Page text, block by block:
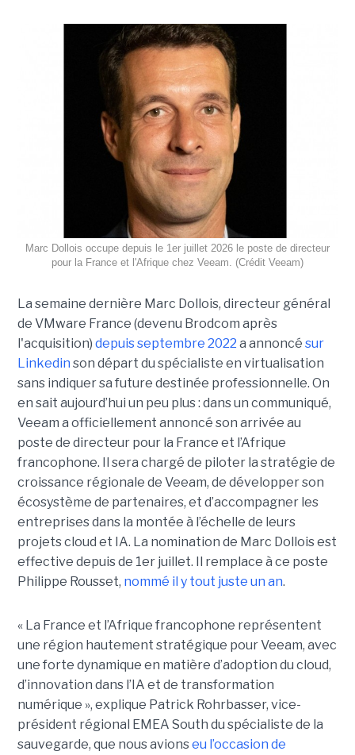
Marc Dollois occupe depuis le 1er juillet 2026 le poste de directeur
pour la France et l'Afrique chez Veeam. (Crédit Veeam)
La semaine dernière Marc Dollois, directeur général
de VMware France (devenu Brodcom après
l'acquisition) depuis septembre 2022 a annoncé sur
Linkedin son départ du spécialiste en virtualisation
sans indiquer sa future destinée professionnelle. On
en sait aujourd’hui un peu plus : dans un communiqué,
Veeam a officiellement annoncé son arrivée au
poste de directeur pour la France et l’Afrique
francophone. Il sera chargé de piloter la stratégie de
croissance régionale de Veeam, de développer son
écosystème de partenaires, et d’accompagner les
entreprises dans la montée à l’échelle de leurs
projets cloud et IA. La nomination de Marc Dollois est
effective depuis de 1er juillet. Il remplace à ce poste
Philippe Rousset, nommé il y tout juste un an.
« La France et l’Afrique francophone représentent
une région hautement stratégique pour Veeam, avec
une forte dynamique en matière d’adoption du cloud,
d’innovation dans l’IA et de transformation
numérique », explique Patrick Rohrbasser, vice-
président régional EMEA South du spécialiste de la
sauvegarde, que nous avionseu l’occasion de